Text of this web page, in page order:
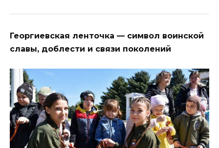
Георгиевская ленточка — символ воинской
славы, доблести и связи поколений